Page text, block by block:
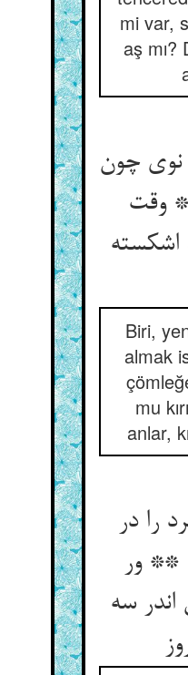
mi var,
aş mı?
چون
وقت
اشکسته
Biri,
almak
mu
anlar,
را در
** ور
اندر سه